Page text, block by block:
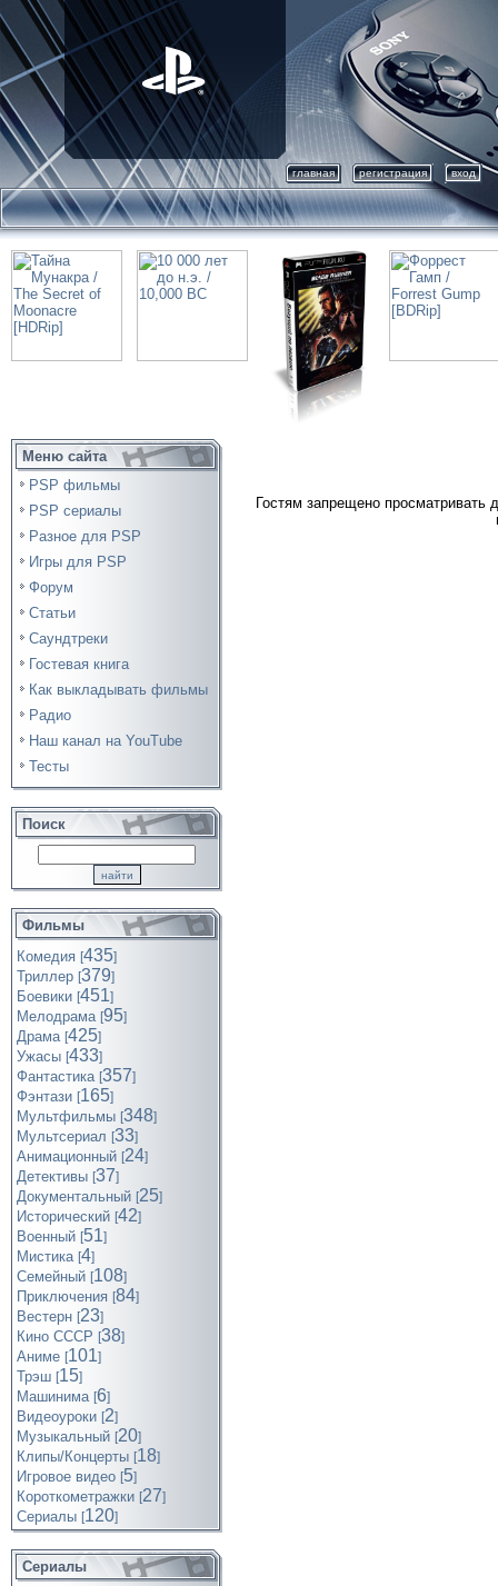
главная регистрация вход
Меню сайта
PSP фильмы
PSP сериалы
Разное для PSP
Игры для PSP
Форум
Статьи
Саундтреки
Гостевая книга
Как выкладывать фильмы
Радио
Наш канал на YouTube
Тесты
Поиск
Фильмы
Комедия [435]
Триллер [379]
Боевики [451]
Мелодрама [95]
Драма [425]
Ужасы [433]
Фантастика [357]
Фэнтази [165]
Мультфильмы [348]
Мультсериал [33]
Анимационный [24]
Детективы [37]
Документальный [25]
Исторический [42]
Военный [51]
Мистика [4]
Семейный [108]
Приключения [84]
Вестерн [23]
Кино СССР [38]
Аниме [101]
Трэш [15]
Машинима [6]
Видеоуроки [2]
Музыкальный [20]
Клипы/Концерты [18]
Игровое видео [5]
Короткометражки [27]
Cериалы [120]
Сериалы
Гостям запрещено просматривать